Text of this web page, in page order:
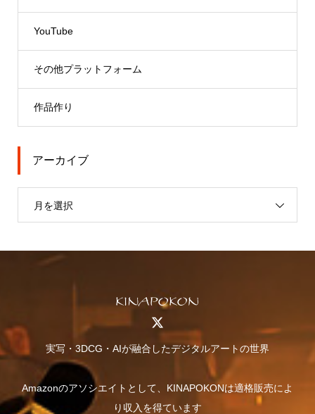
YouTube
その他プラットフォーム
作品作り
アーカイブ
月を選択
実写・3DCG・AIが融合したデジタルアートの世界
Amazonのアソシエイトとして、KINAPOKONは適格販売によ
り収入を得ています